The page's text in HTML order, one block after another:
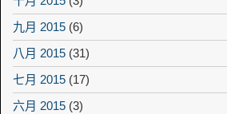
九月 2015 (6)
八月 2015 (31)
七月 2015 (17)
六月 2015 (3)